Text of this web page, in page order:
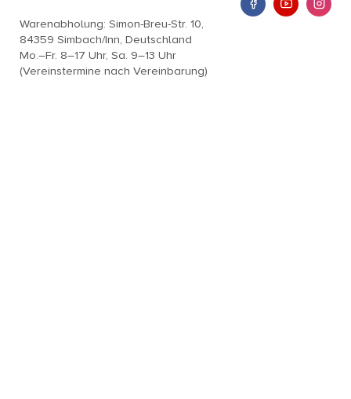
Warenabholung: Simon-Breu-Str. 10,
84359 Simbach/Inn, Deutschland
Mo.–Fr. 8–17 Uhr, Sa. 9–13 Uhr
(Vereinstermine nach Vereinbarung)